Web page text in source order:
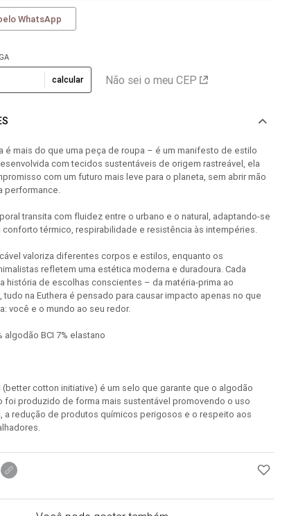
WhatsApp
calcular Não sei o meu CEP
é mais do que uma peça de roupa – é um manifesto de estilo
com tecidos sustentáveis de origem rastreável, ela
com um futuro mais leve para o planeta, sem abrir mão
performance.
transita com fluidez entre o urbano e o natural, adaptando-se
conforto térmico, respirabilidade e resistência às intempéries.
valoriza diferentes corpos e estilos, enquanto os
refletem uma estética moderna e duradoura. Cada
história de escolhas conscientes – da matéria-prima ao
tudo na Euthera é pensado para causar impacto apenas no que
você e o mundo ao seu redor.
algodão BCI 7% elastano
(better cotton initiative) é um selo que garante que o algodão
foi produzido de forma mais sustentável promovendo o uso
a redução de produtos químicos perigosos e o respeito aos